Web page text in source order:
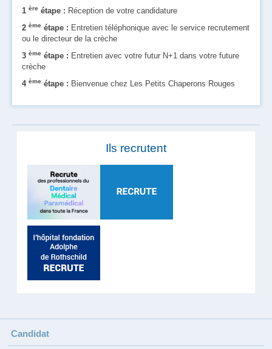
1 ère étape : Réception de votre candidature
2 ème étape : Entretien téléphonique avec le service recrutement
ou le directeur de la crèche
3 ème étape : Entretien avec votre futur N+1 dans votre future
crèche
4 ème étape : Bienvenue chez Les Petits Chaperons Rouges
Ils recrutent
Candidat